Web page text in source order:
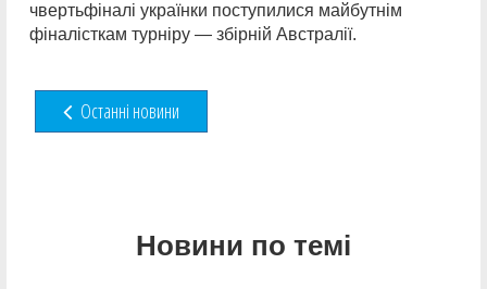
чвертьфіналі українки поступилися майбутнім
фіналісткам турніру — збірній Австралії.
Останні новини
Новини по темі